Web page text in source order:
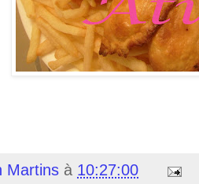
Martins à 10:27:00